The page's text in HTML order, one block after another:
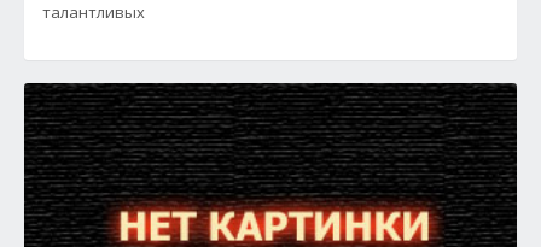
талантливых